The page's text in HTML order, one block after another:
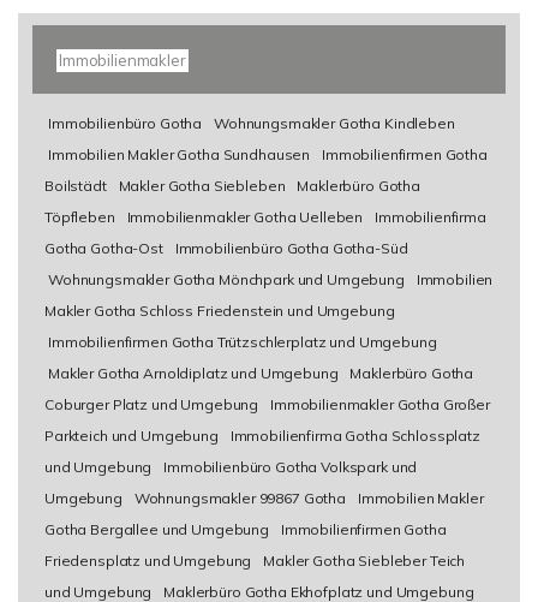
Immobilienmakler
Immobilienbüro Gotha
Wohnungsmakler Gotha Kindleben
Immobilien Makler Gotha Sundhausen
Immobilienfirmen Gotha
Boilstädt
Makler Gotha Siebleben
Maklerbüro Gotha
Töpfleben
Immobilienmakler Gotha Uelleben
Immobilienfirma
Gotha Gotha-Ost
Immobilienbüro Gotha Gotha-Süd
Wohnungsmakler Gotha Mönchpark und Umgebung
Immobilien
Makler Gotha Schloss Friedenstein und Umgebung
Immobilienfirmen Gotha Trützschlerplatz und Umgebung
Makler Gotha Arnoldiplatz und Umgebung
Maklerbüro Gotha
Coburger Platz und Umgebung
Immobilienmakler Gotha Großer
Parkteich und Umgebung
Immobilienfirma Gotha Schlossplatz
und Umgebung
Immobilienbüro Gotha Volkspark und
Umgebung
Wohnungsmakler 99867 Gotha
Immobilien Makler
Gotha Bergallee und Umgebung
Immobilienfirmen Gotha
Friedensplatz und Umgebung
Makler Gotha Siebleber Teich
und Umgebung
Maklerbüro Gotha Ekhofplatz und Umgebung